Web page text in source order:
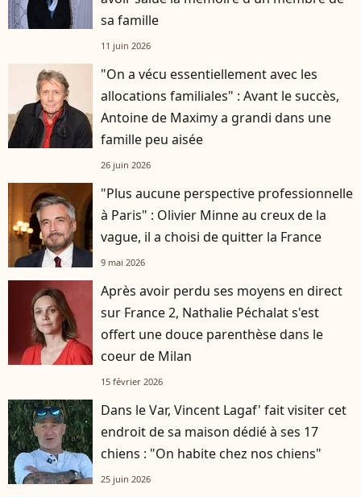
sa famille
11 juin 2026
"On a vécu essentiellement avec les
allocations familiales" : Avant le succès,
Antoine de Maximy a grandi dans une
famille peu aisée
26 juin 2026
"Plus aucune perspective professionnelle
à Paris" : Olivier Minne au creux de la
vague, il a choisi de quitter la France
9 mai 2026
Après avoir perdu ses moyens en direct
sur France 2, Nathalie Péchalat s'est
offert une douce parenthèse dans le
coeur de Milan
15 février 2026
Dans le Var, Vincent Lagaf' fait visiter cet
endroit de sa maison dédié à ses 17
chiens : "On habite chez nos chiens"
25 juin 2026